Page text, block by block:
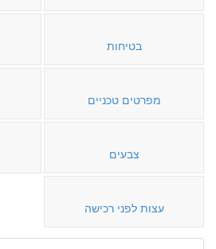
בטיחות
מפרטים טכניים
צבעים
עצות לפני רכישה